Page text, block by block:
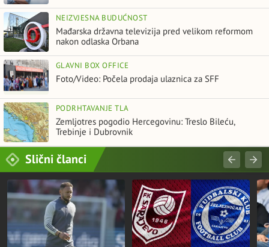
NEIZVJESNA BUDUĆNOST
Mađarska državna televizija pred velikom reformom
nakon odlaska Orbana
GLAVNI BOX OFFICE
Foto/Video: Počela prodaja ulaznica za SFF
PODRHTAVANJE TLA
Zemljotres pogodio Hercegovinu: Treslo Bileću,
Trebinje i Dubrovnik
Slični članci